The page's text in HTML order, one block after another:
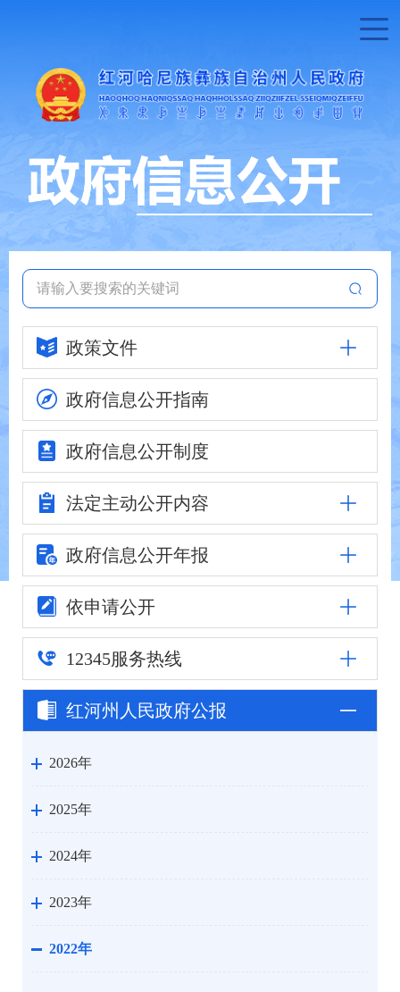
政策文件
政府信息公开指南
政府信息公开制度
法定主动公开内容
政府信息公开年报
依申请公开
12345服务热线
红河州人民政府公报
2026年
2025年
2024年
2023年
2022年